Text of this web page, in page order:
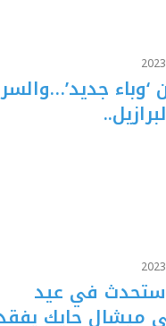
جديد’…والسر
ستحدث في عيد
ميشال حايك